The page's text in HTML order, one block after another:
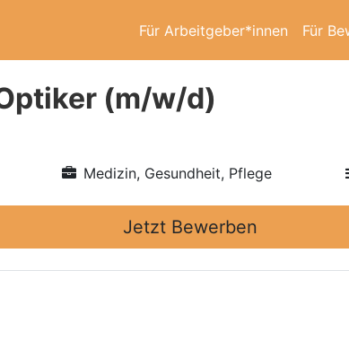
Für Arbeitgeber*innen Für
(m/w/d)
Medizin, Gesundheit, Pflege
Jetzt Bewerben